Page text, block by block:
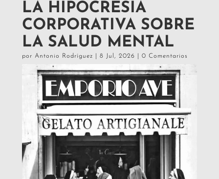
LA HIPOCRESIA
CORPORATIVA SOBRE
LA SALUD MENTAL
por Antonio Rodríguez 8 Jul, 2026 0 Comentarios